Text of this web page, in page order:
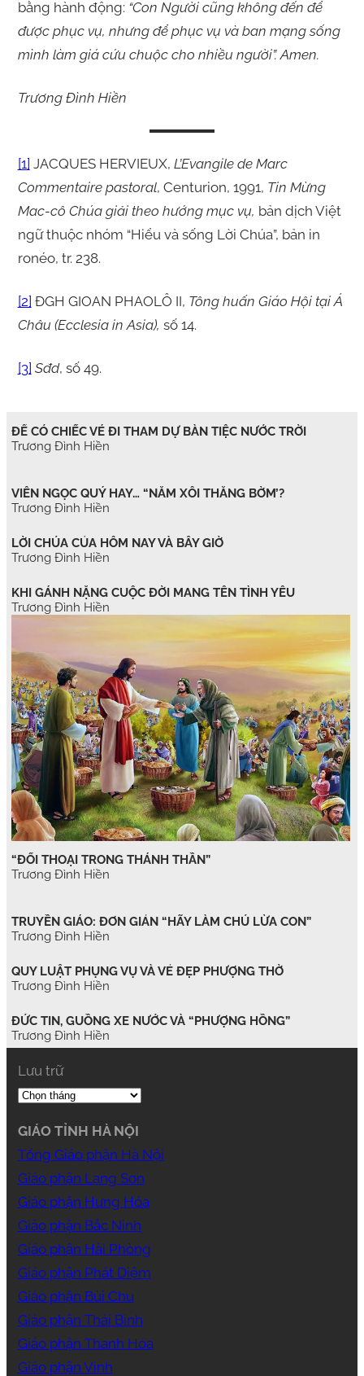
bằng hành động: “Con Người cũng không đến để
được phục vụ, nhưng để phục vụ và ban mạng sống
mình làm giá cứu chuộc cho nhiều người”. Amen.
Trương Đình Hiền
[1] JACQUES HERVIEUX, L’Evangile de Marc
Commentaire pastoral, Centurion, 1991, Tin Mừng
Mac-cô Chúa giải theo hướng mục vụ, bản dịch Việt
ngữ thuộc nhóm “Hiểu và sống Lời Chúa”, bản in
ronéo, tr. 238.
[2] ĐGH GIOAN PHAOLÔ II, Tông huấn Giáo Hội tại Á
Châu (Ecclesia in Asia), số 14.
[3] Sđd, số 49.
ĐỂ CÓ CHIẾC VÉ ĐI THAM DỰ BÀN TIỆC NƯỚC TRỜI
Trương Đình Hiền
VIÊN NGỌC QUÝ HAY… “NẮM XÔI THẰNG BỜM’?
Trương Đình Hiền
LỜI CHÚA CỦA HÔM NAY VÀ BÂY GIỜ
Trương Đình Hiền
KHI GÁNH NẶNG CUỘC ĐỜI MANG TÊN TÌNH YÊU
Trương Đình Hiền
“ĐỐI THOẠI TRONG THÁNH THẦN”
Trương Đình Hiền
TRUYỀN GIÁO: ĐƠN GIẢN “HÃY LÀM CHÚ LỪA CON”
Trương Đình Hiền
QUY LUẬT PHỤNG VỤ VÀ VẺ ĐẸP PHƯỢNG THỜ
Trương Đình Hiền
ĐỨC TIN, GUỒNG XE NƯỚC VÀ “PHƯỢNG HỒNG”
Trương Đình Hiền
Lưu trữ
GIÁO TỈNH HÀ NỘI
Tổng Giáo phận Hà Nội
Giáo phận Lạng Sơn
Giáo phận Hưng Hóa
Giáo phận Bắc Ninh
Giáo phận Hải Phòng
Giáo phận Phát Diệm
Giáo phận Bùi Chu
Giáo phận Thái Bình
Giáo phận Thanh Hóa
Giáo phận Vinh